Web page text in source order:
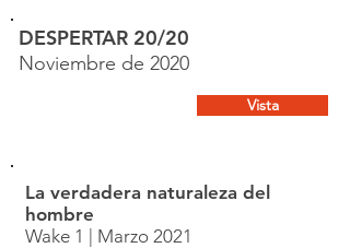
DESPERTAR 20/20
Noviembre de 2020
Vista
La verdadera naturaleza del
hombre
Wake 1 | Marzo 2021